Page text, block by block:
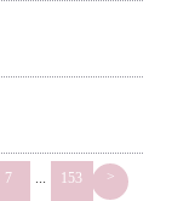
7 ... 153 >